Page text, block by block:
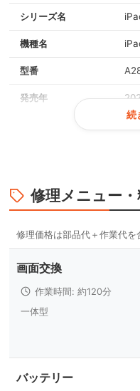
シリーズ名
機種名
型番
発売年
対応メモリ
本体カラー
ス
ブ
続
修理メニュー
画面交換
作業時間: 約120分
一体型
バッテリー